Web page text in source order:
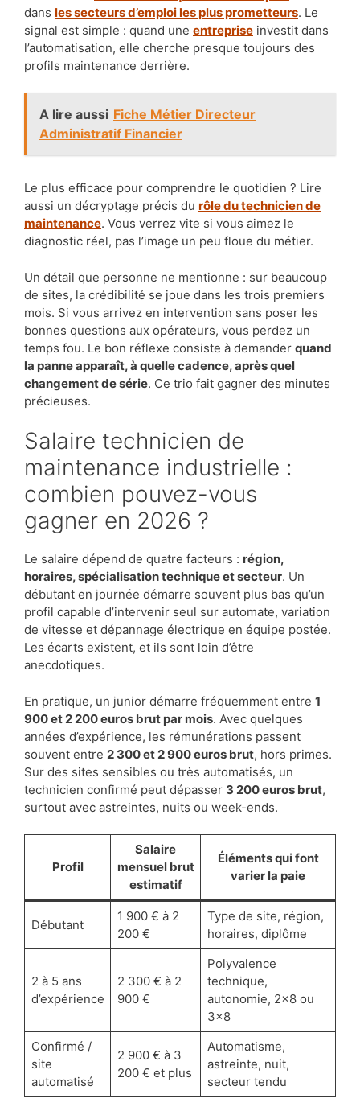
dans les secteurs d’emploi les plus prometteurs. Le
signal est simple : quand une entreprise investit dans
l’automatisation, elle cherche presque toujours des
profils maintenance derrière.
A lire aussi Fiche Métier Directeur
Administratif Financier
Le plus efficace pour comprendre le quotidien ? Lire
aussi un décryptage précis du rôle du technicien de
maintenance. Vous verrez vite si vous aimez le
diagnostic réel, pas l’image un peu floue du métier.
Un détail que personne ne mentionne : sur beaucoup
de sites, la crédibilité se joue dans les trois premiers
mois. Si vous arrivez en intervention sans poser les
bonnes questions aux opérateurs, vous perdez un
temps fou. Le bon réflexe consiste à demander quand
la panne apparaît, à quelle cadence, après quel
changement de série. Ce trio fait gagner des minutes
précieuses.
Salaire technicien de
maintenance industrielle :
combien pouvez-vous
gagner en 2026 ?
Le salaire dépend de quatre facteurs : région,
horaires, spécialisation technique et secteur. Un
débutant en journée démarre souvent plus bas qu’un
profil capable d’intervenir seul sur automate, variation
de vitesse et dépannage électrique en équipe postée.
Les écarts existent, et ils sont loin d’être
anecdotiques.
En pratique, un junior démarre fréquemment entre 1
900 et 2 200 euros brut par mois. Avec quelques
années d’expérience, les rémunérations passent
souvent entre 2 300 et 2 900 euros brut, hors primes.
Sur des sites sensibles ou très automatisés, un
technicien confirmé peut dépasser 3 200 euros brut,
surtout avec astreintes, nuits ou week-ends.
Profil
Salaire
mensuel brut
estimatif
Éléments qui font
varier la paie
Débutant
1 900 € à 2
200 €
Type de site, région,
horaires, diplôme
2 à 5 ans
d’expérience
2 300 € à 2
900 €
Polyvalence
technique,
autonomie, 2×8 ou
3×8
Confirmé /
site
automatisé
2 900 € à 3
200 € et plus
Automatisme,
astreinte, nuit,
secteur tendu